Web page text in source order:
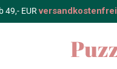
49,- EURversandkostenfrei